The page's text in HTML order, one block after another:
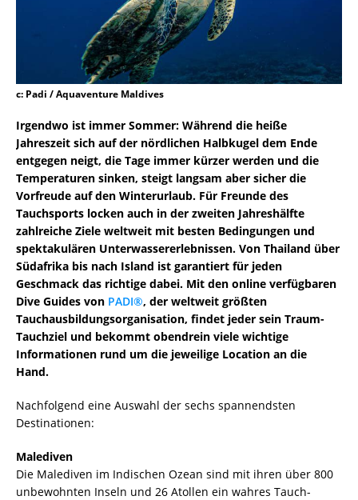
c: Padi / Aquaventure Maldives
Irgendwo ist immer Sommer: Während die heiße
Jahreszeit sich auf der nördlichen Halbkugel dem Ende
entgegen neigt, die Tage immer kürzer werden und die
Temperaturen sinken, steigt langsam aber sicher die
Vorfreude auf den Winterurlaub. Für Freunde des
Tauchsports locken auch in der zweiten Jahreshälfte
zahlreiche Ziele weltweit mit besten Bedingungen und
spektakulären Unterwassererlebnissen. Von Thailand über
Südafrika bis nach Island ist garantiert für jeden
Geschmack das richtige dabei. Mit den online verfügbaren
Dive Guides von PADI®, der weltweit größten
Tauchausbildungsorganisation, findet jeder sein Traum-
Tauchziel und bekommt obendrein viele wichtige
Informationen rund um die jeweilige Location an die
Hand.
Nachfolgend eine Auswahl der sechs spannendsten
Destinationen:
Malediven
Die Malediven im Indischen Ozean sind mit ihren über 800
unbewohnten Inseln und 26 Atollen ein wahres Tauch-